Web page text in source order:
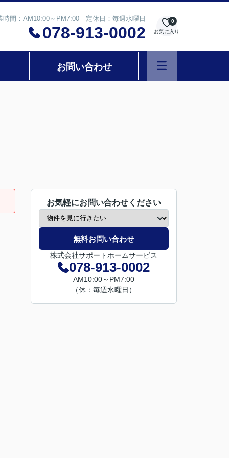
時間：AM10:00～PM7:00 定休日：毎週水曜日
078-913-0002 お気に入り
0
お問い合わせ
お気軽にお問い合わせください
無料お問い合わせ
株式会社サポートホームサービス
078-913-0002
AM10:00～PM7:00
（休：毎週水曜日）